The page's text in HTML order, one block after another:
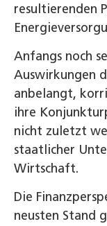
resultierenden
Anfangs noch
Auswirkungen
anbelangt,
ihre
nicht zuletzt
staatlicher
Wirtschaft.
Die
neusten Stand